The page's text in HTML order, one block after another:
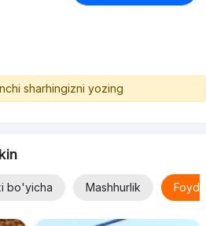
sharhingizni yozing
bo'yicha Mashhurlik